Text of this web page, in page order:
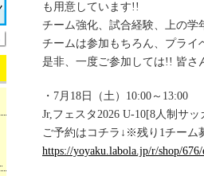
も用意しています!!
チーム強化、試合経験、上の
チームは参加もちろん、プラ
是非、一度ご参加しては!! 皆さ
・7月18日（土）10:00～13:00
Jr,フェスタ2026 U-10[8人制サ
ご予約はコチラ↓※残り1チーム
https://yoyaku.labola.jp/r/shop/